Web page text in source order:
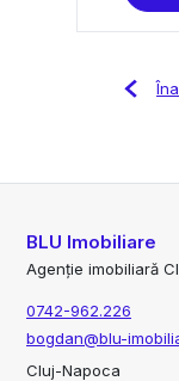
BLU Imobiliare
Agenție imobiliară
0742-962.226
bogdan@blu-
Cluj-Napoca